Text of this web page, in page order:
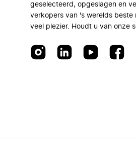
geselecteerd, opgeslagen en
verkopers van 's werelds beste
veel plezier. Houdt u van onze